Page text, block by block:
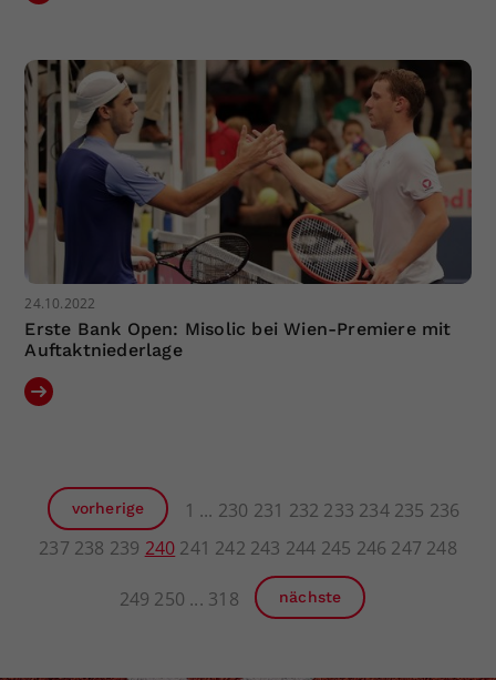
24.10.2022
Erste Bank Open: Misolic bei Wien-Premiere mit
Auftaktniederlage
vorherige 1 230 231 232 233 234 235 236
237 238 239 240 241 242 243 244 245 246 247 248
249 250 318 nächste